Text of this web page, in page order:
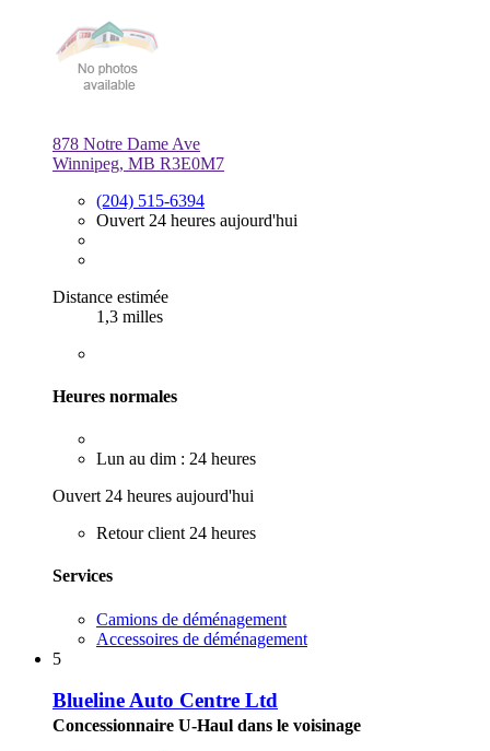
878 Notre Dame Ave
Winnipeg, MB R3E0M7
(204) 515-6394
Ouvert 24 heures aujourd'hui
Distance estimée
1,3 milles
Heures normales
Lun au dim : 24 heures
Ouvert 24 heures aujourd'hui
Retour client 24 heures
Services
Camions de déménagement
Accessoires de déménagement
5
Blueline Auto Centre Ltd
Concessionnaire U-Haul dans le voisinage